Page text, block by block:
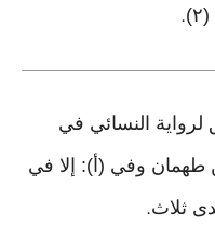
.
لرواية النسائي في
طهمان وفي (أ): إلا في
ثلاث.